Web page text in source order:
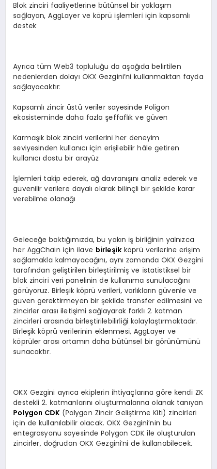
Blok zinciri faaliyetlerine bütünsel bir yaklaşım
sağlayan, AggLayer ve köprü işlemleri için kapsamlı
destek
Ayrıca tüm Web3 topluluğu da aşağıda belirtilen
nedenlerden dolayı OKX Gezgini’ni kullanmaktan fayda
sağlayacaktır:
Kapsamlı zincir üstü veriler sayesinde Poligon
ekosisteminde daha fazla şeffaflık ve güven
Karmaşık blok zinciri verilerini her deneyim
seviyesinden kullanıcı için erişilebilir hâle getiren
kullanıcı dostu bir arayüz
İşlemleri takip ederek, ağ davranışını analiz ederek ve
güvenilir verilere dayalı olarak bilinçli bir şekilde karar
verebilme olanağı
Geleceğe baktığımızda, bu yakın iş birliğinin yalnızca
her AggChain için ilave birleşik köprü verilerine erişim
sağlamakla kalmayacağını, aynı zamanda OKX Gezgini
tarafından geliştirilen birleştirilmiş ve istatistiksel bir
blok zinciri veri panelinin de kullanıma sunulacağını
görüyoruz. Birleşik köprü verileri, varlıkların güvenle ve
güven gerektirmeyen bir şekilde transfer edilmesini ve
zincirler arası iletişimi sağlayarak farklı 2. katman
zincirleri arasında birleştirilebilirliği kolaylaştırmaktadır.
Birleşik köprü verilerinin eklenmesi, AggLayer ve
köprüler arası ortamın daha bütünsel bir görünümünü
sunacaktır.
OKX Gezgini ayrıca ekiplerin ihtiyaçlarına göre kendi ZK
destekli 2. katmanlarını oluşturmalarına olanak tanıyan
Polygon CDK (Polygon Zincir Geliştirme Kiti) zincirleri
için de kullanılabilir olacak. OKX Gezgini’nin bu
entegrasyonu sayesinde Polygon CDK ile oluşturulan
zincirler, doğrudan OKX Gezgini’ni de kullanabilecek.